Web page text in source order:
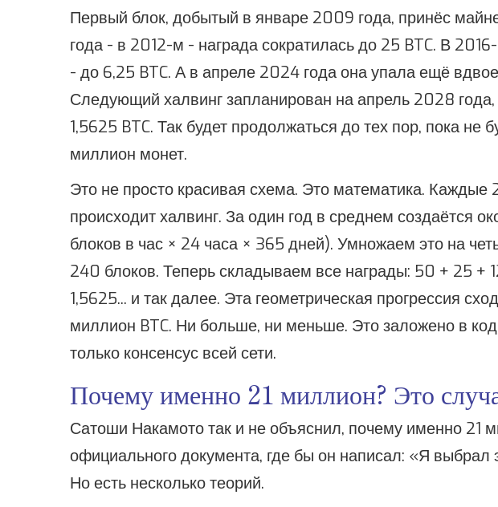
Первый блок, добытый в январе 2009 года, принёс
года - в 2012-м - награда сократилась до 25 BTC. В
- до 6,25 BTC. А в апреле 2024 года она упала ещё
Следующий халвинг запланирован на апрель 2028 года,
1,5625 BTC. Так будет продолжаться до тех пор, пока не
миллион монет.
Это не просто красивая схема. Это математика. Каждые
происходит халвинг. За один год в среднем создаётся
блоков в час × 24 часа × 365 дней). Умножаем это на
240 блоков. Теперь складываем все награды: 50 + 25 +
1,5625... и так далее. Эта геометрическая прогрессия
миллион BTC. Ни больше, ни меньше. Это заложено в
только консенсус всей сети.
Почему именно 21 миллион? Это
Сатоши Накамото так и не объяснил, почему именно 21
официального документа, где бы он написал: «Я выбрал
Но есть несколько теорий.